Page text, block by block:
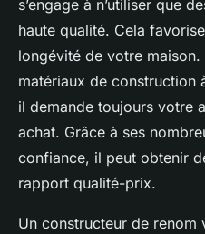
s’engage à n’utiliser que
haute qualité. Cela
longévité de votre
matériaux de construction
il demande toujours votre
achat. Grâce à ses
confiance, il peut obtenir
rapport qualité-prix.
Un constructeur de renom